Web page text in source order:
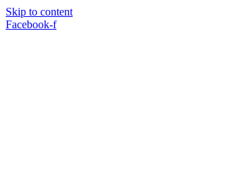
Skip to content
Facebook-f